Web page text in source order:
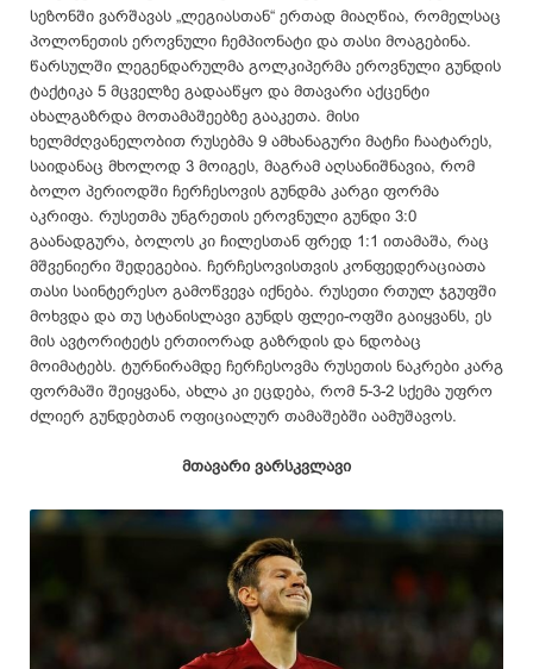
სეზონში ვარშავას „ლეგიასთან“ ერთად მიაღწია, რომელსაც
პოლონეთის ეროვნული ჩემპიონატი და თასი მოაგებინა.
წარსულში ლეგენდარულმა გოლკიპერმა ეროვნული გუნდის
ტაქტიკა 5 მცველზე გადააწყო და მთავარი აქცენტი
ახალგაზრდა მოთამაშეებზე გააკეთა. მისი
ხელმძღვანელობით რუსებმა 9 ამხანაგური მატჩი ჩაატარეს,
საიდანაც მხოლოდ 3 მოიგეს, მაგრამ აღსანიშნავია, რომ
ბოლო პერიოდში ჩერჩესოვის გუნდმა კარგი ფორმა
აკრიფა. რუსეთმა უნგრეთის ეროვნული გუნდი 3:0
გაანადგურა, ბოლოს კი ჩილესთან ფრედ 1:1 ითამაშა, რაც
მშვენიერი შედეგებია. ჩერჩესოვისთვის კონფედერაციათა
თასი საინტერესო გამოწვევა იქნება. რუსეთი რთულ ჯგუფში
მოხვდა და თუ სტანისლავი გუნდს ფლეი-ოფში გაიყვანს, ეს
მის ავტორიტეტს ერთიორად გაზრდის და ნდობაც
მოიმატებს. ტურნირამდე ჩერჩესოვმა რუსეთის ნაკრები კარგ
ფორმაში შეიყვანა, ახლა კი ეცდება, რომ 5-3-2 სქემა უფრო
ძლიერ გუნდებთან ოფიციალურ თამაშებში აამუშავოს.
მთავარი ვარსკვლავი